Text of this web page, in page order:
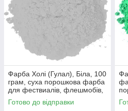
Фарба Холі (Гулал), Біла, 100
грам, суха порошкова фарба
для фествиалів, флешмобів,
фото
Готово до відправки